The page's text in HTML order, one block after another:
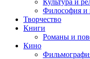
Философия и
Творчество
Книги
Романы и
Кино